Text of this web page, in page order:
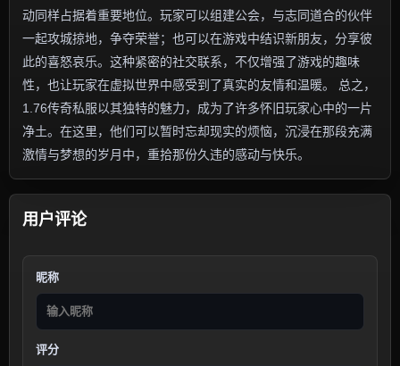
动同样占据着重要地位。玩家可以组建公会，与志同道合的伙伴
一起攻城掠地，争夺荣誉；也可以在游戏中结识新朋友，分享彼
此的喜怒哀乐。这种紧密的社交联系，不仅增强了游戏的趣味
性，也让玩家在虚拟世界中感受到了真实的友情和温暖。 总之，
1.76传奇私服以其独特的魅力，成为了许多怀旧玩家心中的一片
净土。在这里，他们可以暂时忘却现实的烦恼，沉浸在那段充满
激情与梦想的岁月中，重拾那份久违的感动与快乐。
用户评论
昵称
评分